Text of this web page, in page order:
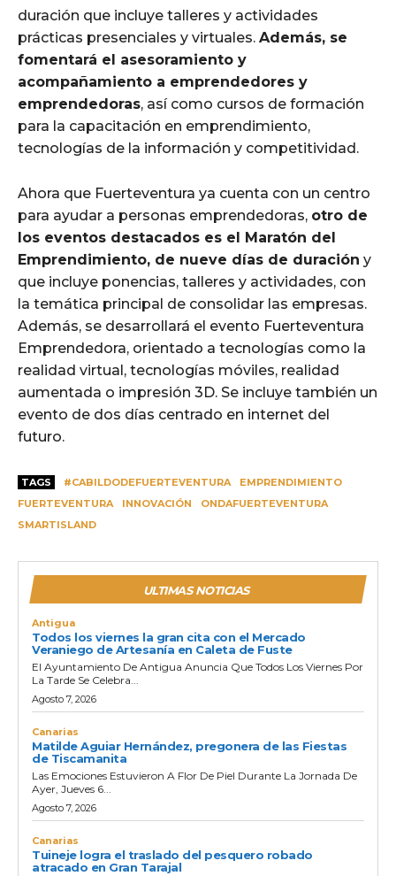
duración que incluye talleres y actividades
prácticas presenciales y virtuales. Además, se
fomentará el asesoramiento y
acompañamiento a emprendedores y
emprendedoras, así como cursos de formación
para la capacitación en emprendimiento,
tecnologías de la información y competitividad.
Ahora que Fuerteventura ya cuenta con un centro
para ayudar a personas emprendedoras, otro de
los eventos destacados es el Maratón del
Emprendimiento, de nueve días de duración y
que incluye ponencias, talleres y actividades, con
la temática principal de consolidar las empresas.
Además, se desarrollará el evento Fuerteventura
Emprendedora, orientado a tecnologías como la
realidad virtual, tecnologías móviles, realidad
aumentada o impresión 3D. Se incluye también un
evento de dos días centrado en internet del
futuro.
TAGS #CABILDODEFUERTEVENTURA
EMPRENDIMIENTO
FUERTEVENTURA
INNOVACIÓN
ONDAFUERTEVENTURA
SMARTISLAND
ULTIMAS NOTICIAS
Antigua
Todos los viernes la gran cita con el Mercado
Veraniego de Artesanía en Caleta de Fuste
El Ayuntamiento De Antigua Anuncia Que Todos Los Viernes Por
La Tarde Se Celebra...
Agosto 7, 2026
Canarias
Matilde Aguiar Hernández, pregonera de las Fiestas
de Tiscamanita
Las Emociones Estuvieron A Flor De Piel Durante La Jornada De
Ayer, Jueves 6...
Agosto 7, 2026
Canarias
Tuineje logra el traslado del pesquero robado
atracado en Gran Tarajal